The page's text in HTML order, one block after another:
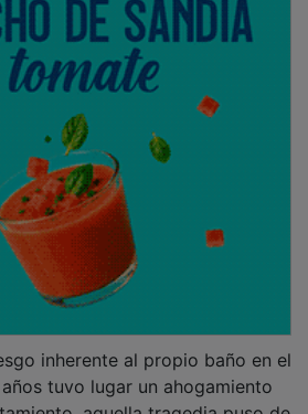
tuvo lugar un ahogamiento
aquella tragedia puso de